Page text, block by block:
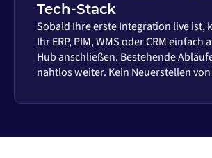
Tech-Stack
Sobald Ihre erste Integration live ist,
Ihr ERP, PIM, WMS oder CRM einfach
Hub anschließen. Bestehende
nahtlos weiter. Kein Neuerstellen